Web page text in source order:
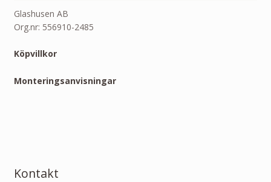
Glashusen AB
Org.nr: 556910-2485
Köpvillkor
Monteringsanvisningar
Kontakt